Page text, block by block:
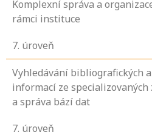
Komplexní správa a
rámci instituce
7. úroveň
Vyhledávání bibliografických
informací ze
a správa bází dat
7. úroveň